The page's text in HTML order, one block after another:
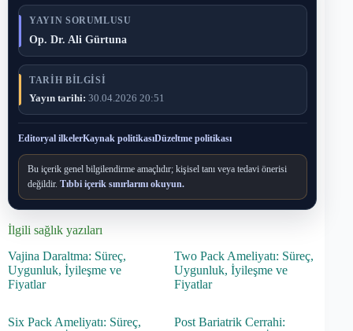
YAYIN SORUMLUSU
Op. Dr. Ali Gürtuna
TARIH BILGISI
Yayın tarihi: 30.04.2026 20:51
Editoryal ilkelerKaynak politikasıDüzeltme politikası
Bu içerik genel bilgilendirme amaçlıdır; kişisel tanı veya tedavi önerisi
değildir. Tıbbi içerik sınırlarını okuyun.
İlgili sağlık yazıları
Vajina Daraltma: Süreç,
Uygunluk, İyileşme ve
Fiyatlar
Two Pack Ameliyatı: Süreç,
Uygunluk, İyileşme ve
Fiyatlar
Six Pack Ameliyatı: Süreç,
Post Bariatrik Cerrahi: